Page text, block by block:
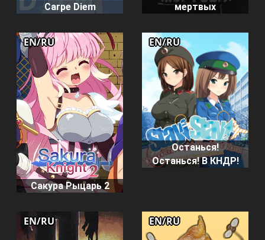
Carpe Diem
мертвых
Сакура Рыцарь 2
EN/RU
Останься!
Останься! В КНДР!
EN/RU
EN/RU EN/RU